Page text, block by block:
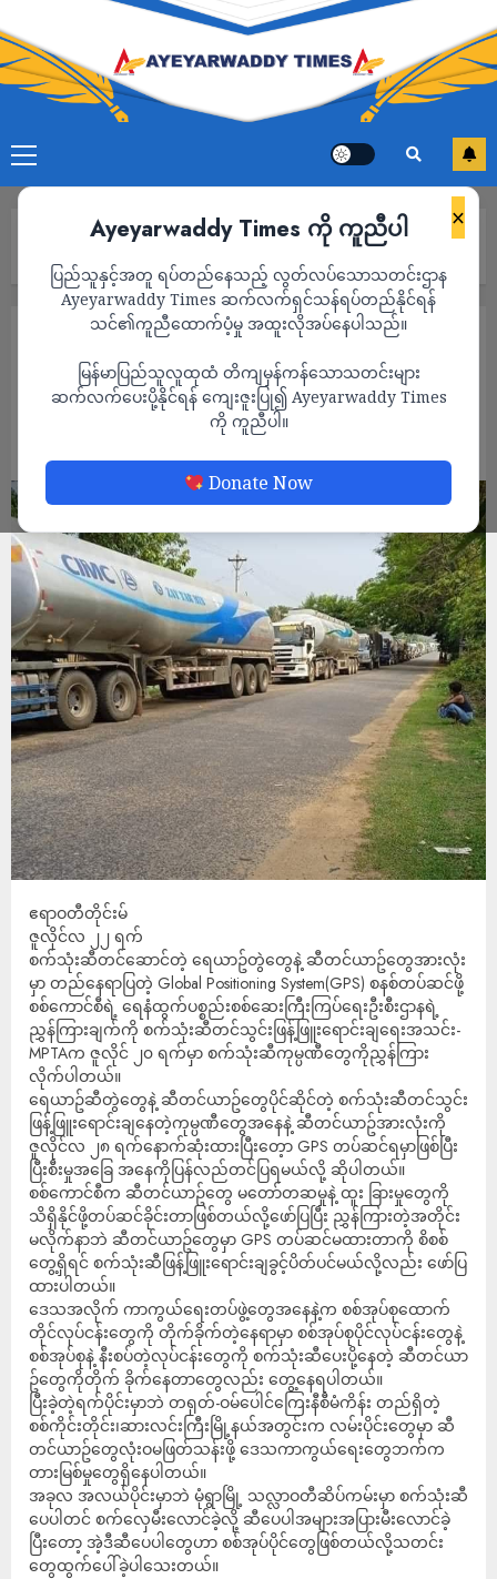
×
Ayeyarwaddy Times ကို ကူညီပါ
ပြည်သူနှင့်အတူ ရပ်တည်နေသည့် လွတ်လပ်သောသတင်းဌာန
Ayeyarwaddy Times ဆက်လက်ရှင်သန်ရပ်တည်နိုင်ရန်
သင်၏ကူညီထောက်ပံ့မှု အထူးလိုအပ်နေပါသည်။
မြန်မာပြည်သူလူထုထံ တိကျမှန်ကန်သောသတင်းများ
ဆက်လက်ပေးပို့နိုင်ရန် ကျေးဇူးပြု၍ Ayeyarwaddy Times
ကို ကူညီပါ။
Donate Now
စစ်ကောင်စီက စက်သုံးဆီတင်ယာဥ်တွေကို GPS
တပ်ဆင်ခိုင်း
ဧရာဝတီတိုင်းမ်
ဇူလိုင်လ ၂၂ ရက်
စက်သုံးဆီတင်ဆောင်တဲ့ ရေယာဥ်တွဲတွေနဲ့ ဆီတင်ယာဥ်တွေအားလုံး
မှာ တည်နေရာပြတဲ့ Global Positioning System(GPS) စနစ်တပ်ဆင်ဖို့
စစ်ကောင်စီရဲ့ ရေနံထွက်ပစ္စည်းစစ်ဆေးကြီးကြပ်ရေးဦးစီးဌာနရဲ့
ညွှန်ကြားချက်ကို စက်သုံးဆီတင်သွင်းဖြန့်ဖြူးရောင်းချရေးအသင်း-
MPTAက ဇူလိုင် ၂၀ ရက်မှာ စက်သုံးဆီကုမ္ပဏီတွေကိုညွှန်ကြား
လိုက်ပါတယ်။
ရေယာဥ်ဆီတွဲတွေနဲ့ ဆီတင်ယာဥ်တွေပိုင်ဆိုင်တဲ့ စက်သုံးဆီတင်သွင်း
ဖြန့်ဖြူးရောင်းချနေတဲ့ကုမ္ပဏီတွေအနေနဲ့ ဆီတင်ယာဥ်အားလုံးကို
ဇူလိုင်လ ၂၈ ရက်နောက်ဆုံးထားပြီး​တေ့ာ GPS တပ်ဆင်ရမှာဖြစ်ပြီး
ပြီးစီးမှုအခြေ အနေကိုပြန်လည်တင်ပြရမယ်လို့ ဆိုပါတယ်။
စစ်ကောင်စီက ဆီတင်ယာဥ်တွေ မတော်တဆမှုနဲ့ ထူး ခြားမှုတွေကို
သိရှိနိုင်ဖို့တပ်ဆင်ခိုင်းတာဖြစ်တယ်လို့ဖော်ပြပြီး ညွှန်ကြားတဲ့အတိုင်း
မလိုက်နာဘဲ ဆီတင်ယာဥ်တွေမှာ GPS တပ်ဆင်မထားတာကို စိစစ်
တွေ့ရှိရင် စက်သုံးဆီဖြန့်ဖြူးရောင်းချခွင့်ပိတ်ပင်မယ်လို့လည်း ဖော်ပြ
ထားပါတယ်။
ဒေသအလိုက် ကာကွယ်ရေးတပ်ဖွဲ့တွေအနေနဲ့က စစ်အုပ်စုထောက်
တိုင်လုပ်ငန်းတွေကို တိုက်ခိုက်တဲ့နေရာမှာ စစ်အုပ်စုပိုင်လုပ်ငန်းတွေနဲ့
စစ်အုပ်စုနဲ့ နီးစပ်တဲ့လုပ်ငန်းတွေကို စက်သုံးဆီပေးပို့နေတဲ့ ဆီတင်ယာ
ဥ်တွေကိုတိုက် ခိုက်နေတာတွေလည်း တွေ့နေရပါတယ်။
ပြီးခဲ့တဲ့ရက်ပိုင်းမှာဘဲ တရုတ်-ဝမ်ပေါင်ကြေးနီစီမံကိန်း တည်ရှိတဲ့
စစ်ကိုင်းတိုင်း၊ဆားလင်းကြီးမြို့နယ်အတွင်းက လမ်းပိုင်းတွေမှာ ဆီ
တင်ယာဥ်တွေလုံးဝမဖြတ်သန်းဖို့ ဒေသကာကွယ်ရေးတွေဘက်က
တားမြစ်မှုတွေရှိနေပါတယ်။
အခုလ အလယ်ပိုင်းမှာဘဲ မုံရွာမြို့ သလ္လာဝတီဆိပ်ကမ်းမှာ စက်သုံးဆီ
ပေပါတင် စက်လှေမီးလောင်ခဲ့လို့ ဆီပေပါအများအပြားမီးလောင်ခဲ့
ပြီးတော့ အဲ့ဒီဆီပေပါတွေဟာ စစ်အုပ်ပိုင်တွေဖြစ်တယ်လို့သတင်း
တွေထွက်ပေါ်ခဲ့ပါသေးတယ်။